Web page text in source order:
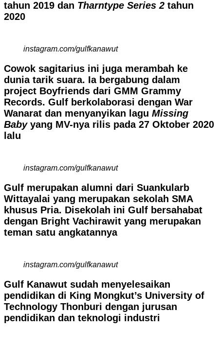
tahun 2019 dan Tharntype Series 2 tahun
2020
instagram.com/gulfkanawut
Cowok sagitarius ini juga merambah ke
dunia tarik suara. Ia bergabung dalam
project Boyfriends dari GMM Grammy
Records. Gulf berkolaborasi dengan War
Wanarat dan menyanyikan lagu Missing
Babyyang MV-nya rilis pada 27 Oktober 2020
lalu
instagram.com/gulfkanawut
Gulf merupakan alumni dari Suankularb
Wittayalai yang merupakan sekolah SMA
khusus Pria. Disekolah ini Gulf bersahabat
dengan Bright Vachirawit yang merupakan
teman satu angkatannya
instagram.com/gulfkanawut
Gulf Kanawut sudah menyelesaikan
pendidikan di King Mongkut’s University of
Technology Thonburi dengan jurusan
pendidikan dan teknologi industri